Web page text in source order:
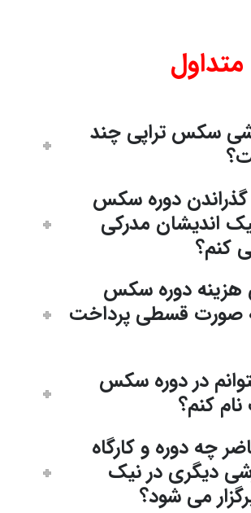
سکس تراپی چند
گذراندن دوره سکس
اندیشان مدرکی
کنم؟
هزینه دوره سکس
صورت قسطی پرداخت
در دوره سکس
کنم؟
چه دوره و کارگاه
دیگری در نیک
می شود؟